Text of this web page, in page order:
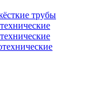
трубы